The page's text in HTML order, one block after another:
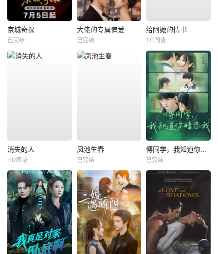
京城奇探
已完结
大佬的专属偏爱
已完结
给阿嬷的情书
TC国语
消失的人
HD国语
凤池生春
已完结
傅同学，我知道你暗恋我
已完结